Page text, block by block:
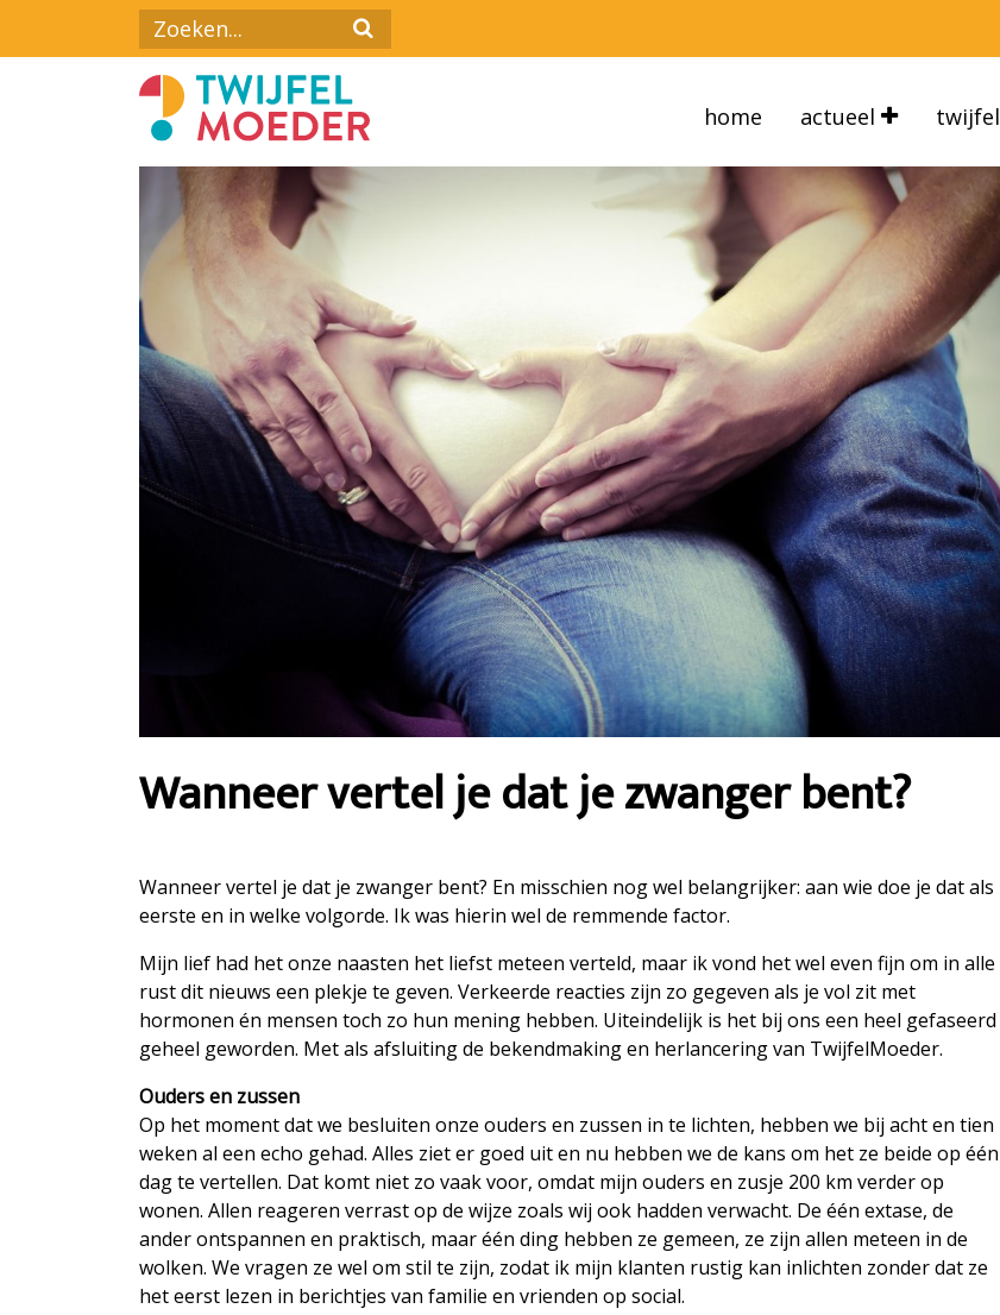
home actueel twijfel
Wanneer vertel je dat je zwanger bent?
Wanneer vertel je dat je zwanger bent? En misschien nog wel belangrijker: aan wie doe je dat als
eerste en in welke volgorde. Ik was hierin wel de remmende factor.
Mijn lief had het onze naasten het liefst meteen verteld, maar ik vond het wel even fijn om in alle
rust dit nieuws een plekje te geven. Verkeerde reacties zijn zo gegeven als je vol zit met
hormonen én mensen toch zo hun mening hebben. Uiteindelijk is het bij ons een heel gefaseerd
geheel geworden. Met als afsluiting de bekendmaking en herlancering van TwijfelMoeder.
Ouders en zussen
Op het moment dat we besluiten onze ouders en zussen in te lichten, hebben we bij acht en tien
weken al een echo gehad. Alles ziet er goed uit en nu hebben we de kans om het ze beide op één
dag te vertellen. Dat komt niet zo vaak voor, omdat mijn ouders en zusje 200 km verder op
wonen. Allen reageren verrast op de wijze zoals wij ook hadden verwacht. De één extase, de
ander ontspannen en praktisch, maar één ding hebben ze gemeen, ze zijn allen meteen in de
wolken. We vragen ze wel om stil te zijn, zodat ik mijn klanten rustig kan inlichten zonder dat ze
het eerst lezen in berichtjes van familie en vrienden op social.